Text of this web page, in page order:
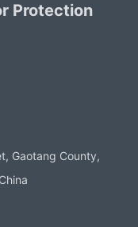
Protection
Gaotang County,